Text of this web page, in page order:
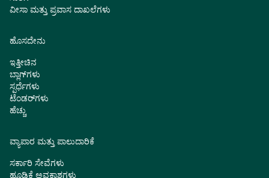
ವೀಸಾ ಮತ್ತು ಪ್ರವಾಸ ದಾಖಲೆಗಳು
ಹೊಸದೇನು
ಇತ್ತೀಚಿನ
ಬ್ಲಾಗ್‌ಗಳು
ಸ್ಪರ್ಧೆಗಳು
ಟೆಂಡರ್‌ಗಳು
ಹೆಚ್ಚು
ವ್ಯಾಪಾರ ಮತ್ತು ಪಾಲುದಾರಿಕೆ
ಸರ್ಕಾರಿ ಸೇವೆಗಳು
ಹೂಡಿಕೆ ಅವಕಾಶಗಳು